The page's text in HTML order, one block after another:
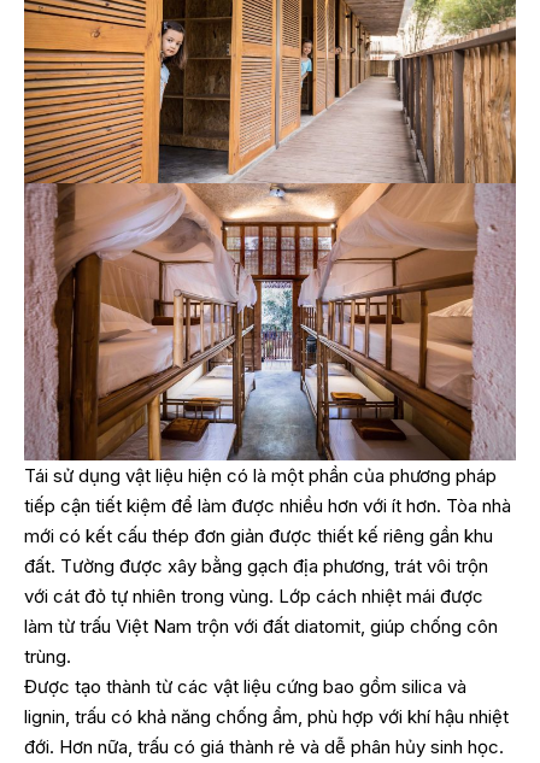
Tái sử dụng vật liệu hiện có là một phần của phương pháp
tiếp cận tiết kiệm để làm được nhiều hơn với ít hơn. Tòa nhà
mới có kết cấu thép đơn giản được thiết kế riêng gần khu
đất. Tường được xây bằng gạch địa phương, trát vôi trộn
với cát đỏ tự nhiên trong vùng. Lớp cách nhiệt mái được
làm từ trấu Việt Nam trộn với đất diatomit, giúp chống côn
trùng.
Được tạo thành từ các vật liệu cứng bao gồm silica và
lignin, trấu có khả năng chống ẩm, phù hợp với khí hậu nhiệt
đới. Hơn nữa, trấu có giá thành rẻ và dễ phân hủy sinh học.